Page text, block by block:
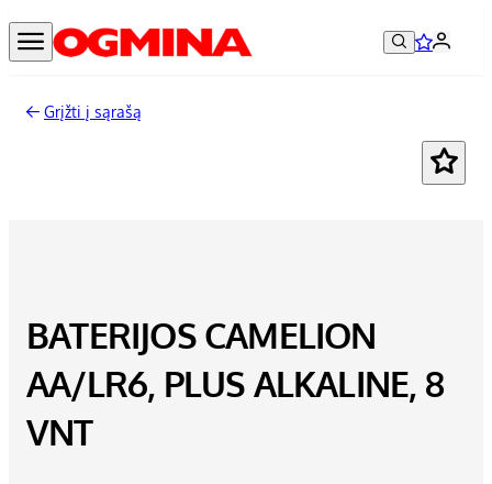
Grįžti į sąrašą
BATERIJOS CAMELION
AA/LR6, PLUS ALKALINE, 8
VNT